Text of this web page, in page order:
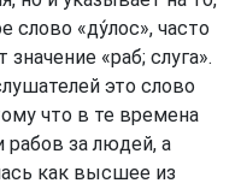
слово «ду́лос», часто
«раб; слуга».
это слово
что в те времена
рабов за людей, а
как высшее из